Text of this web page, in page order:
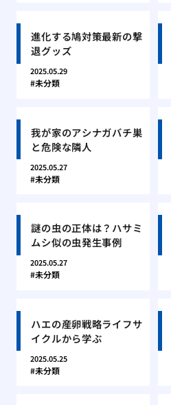
進化する鳩対策最新の撃
退グッズ
2025.05.29
未分類
我が家のアシナガバチ巣
と危険な隣人
2025.05.27
未分類
謎の虫の正体は？ハサミ
ムシ似の虫発生事例
2025.05.27
未分類
ハエの産卵戦略ライフサ
イクルから学ぶ
2025.05.25
未分類